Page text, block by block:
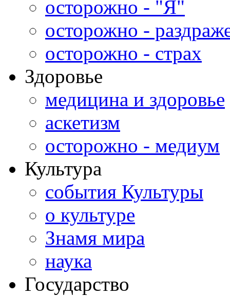
осторожно - "Я"
осторожно -
осторожно - страх
Здоровье
медицина и здоровье
аскетизм
осторожно - медиум
Культура
события Культуры
о культуре
Знамя мира
наука
Государство